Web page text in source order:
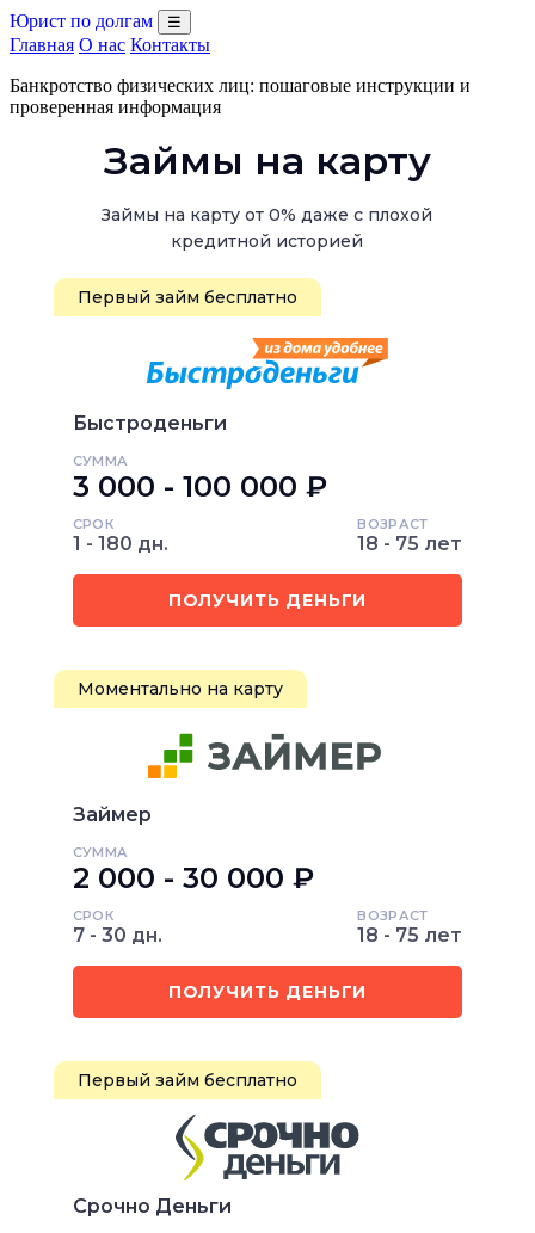
Юрист по долгам ☰
Главная О нас Контакты
Банкротство физических лиц: пошаговые инструкции и
проверенная информация
Займы на карту
Займы на карту от 0% даже с плохой
кредитной историей
Первый займ бесплатно
Быстроденьги
СУММА
3 000 - 100 000 ₽
СРОК
1 - 180 дн.
ВОЗРАСТ
18 - 75 лет
ПОЛУЧИТЬ ДЕНЬГИ
Моментально на карту
Займер
СУММА
2 000 - 30 000 ₽
СРОК
7 - 30 дн.
ВОЗРАСТ
18 - 75 лет
ПОЛУЧИТЬ ДЕНЬГИ
Первый займ бесплатно
Срочно Деньги